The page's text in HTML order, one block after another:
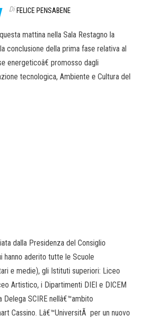
Di FELICE PENSABENE
mattina nella Sala Restagno la
conclusione della prima fase relativa al
energeticoâ€ promosso dagli
tecnologica, Ambiente e Cultura del
dalla Presidenza del Consiglio
hanno aderito tutte le Scuole
e medie), gli Istituti superiori: Liceo
Artistico, i Dipartimenti DIEI e DICEM
Delega SCIRE nellâ€™ambito
Cassino. Lâ€™UniversitÃ per un nuovo